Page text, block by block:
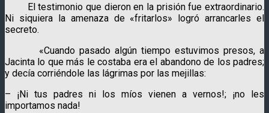
El testimonio que dieron en la prisión fue extraordinario.
Ni siquiera la amenaza de «fritarlos» logró arrancarles el
secreto.
«Cuando pasado algún tiempo estuvimos presos, a
Jacinta lo que más le costaba era el abandono de los padres;
y decía corriéndole las lágrimas por las mejillas:
– ¡Ni tus padres ni los míos vienen a vernos!; ¡no les
importamos nada!